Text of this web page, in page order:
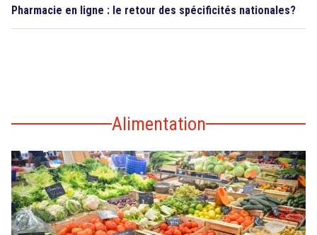
Pharmacie en ligne : le retour des spécificités nationales?
Alimentation